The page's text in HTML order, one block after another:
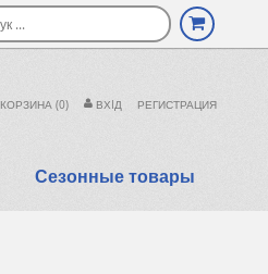
КОРЗИНА (0) ВХIД РЕГИСТРАЦИЯ
Сезонные товары